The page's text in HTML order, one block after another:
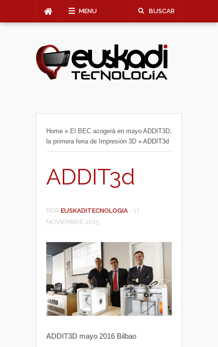
MENU BUSCAR
Home » El BEC acogerá en mayo ADDIT3D,
la primera feria de Impresión 3D » ADDIT3d
ADDIT3d
POR EUSKADITECNOLOGIA - 17
NOVIEMBRE 2015
ADDIT3D mayo 2016 Bilbao